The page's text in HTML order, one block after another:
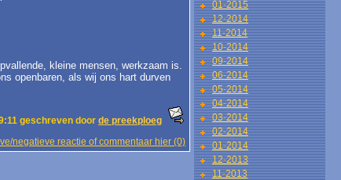
kleine mensen, werkzaam is.
openbaren, als wij ons hart durven
geschreven door de preekploeg
negatieve reactie of commentaar hier (0)
01-2015
12-2014
11-2014
10-2014
09-2014
06-2014
05-2014
04-2014
03-2014
02-2014
01-2014
12-2013
11-2013